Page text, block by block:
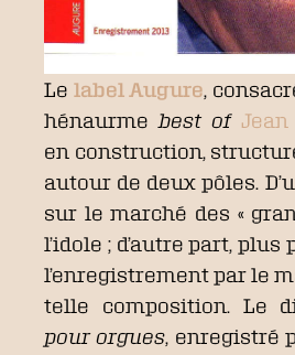
Le label Augure,
hénaurme best of
en construction,
autour de deux pôles.
sur le marché des «
l’idole ; d’autre part,
l’enregistrement par le
telle composition. Le
pour orgues, enregistré